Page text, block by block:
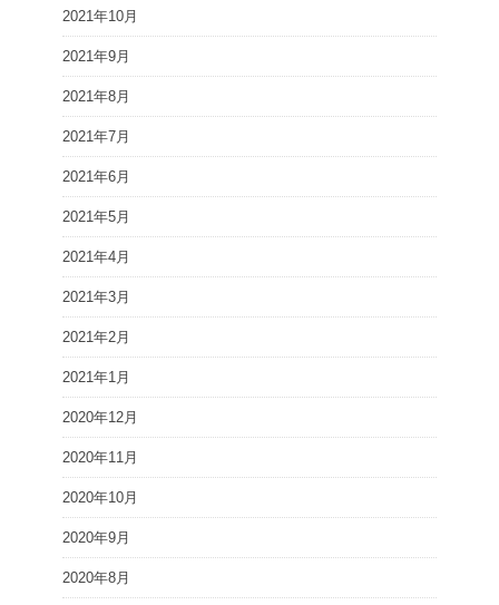
2021年10月
2021年9月
2021年8月
2021年7月
2021年6月
2021年5月
2021年4月
2021年3月
2021年2月
2021年1月
2020年12月
2020年11月
2020年10月
2020年9月
2020年8月